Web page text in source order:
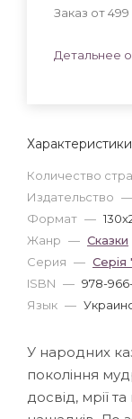
Характеристики
Количество
Издательство —
Формат —
Жанр — Сказки
Серия — Серія
ISBN — 978-
Язык —
Заказ от 499
Детальнее
У народних
покоління
досвід, мрії